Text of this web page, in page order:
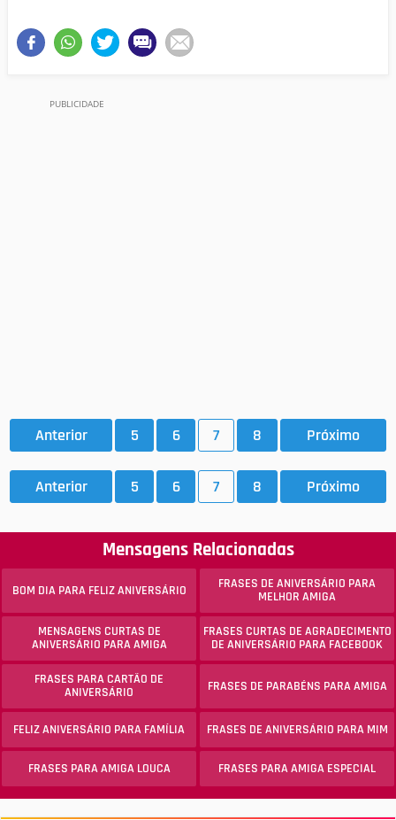
Anterior 5 6 7 8 Próximo
Anterior 5 6 7 8 Próximo
Mensagens Relacionadas
BOM DIA PARA FELIZ ANIVERSÁRIO
FRASES DE ANIVERSÁRIO PARA
MELHOR AMIGA
MENSAGENS CURTAS DE
ANIVERSÁRIO PARA AMIGA
FRASES CURTAS DE AGRADECIMENTO
DE ANIVERSÁRIO PARA FACEBOOK
FRASES PARA CARTÃO DE
ANIVERSÁRIO
FRASES DE PARABÉNS PARA AMIGA
FELIZ ANIVERSÁRIO PARA FAMÍLIA FRASES DE ANIVERSÁRIO PARA MIM
FRASES PARA AMIGA LOUCA FRASES PARA AMIGA ESPECIAL